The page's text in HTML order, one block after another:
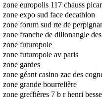
zone europolis 117 chauss
zone expo sud face decathlon
zone forum sud rte de
zone franche de dillonangle
arts et métiers
zone futuropole
zone futuropole av paris
zone gardes
zone géant casino zac des
zone grande bourrelière
zone greffières 7 b r henri